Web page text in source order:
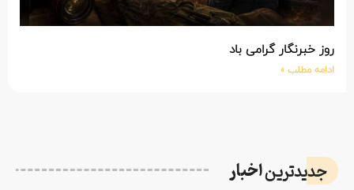
روز خبرنگار گرامی باد
ادامه مطلب »
جدیدتریناخبار